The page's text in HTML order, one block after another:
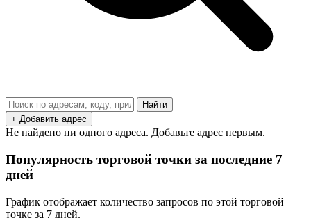
Найти
+ Добавить адрес
Не найдено ни одного адреса. Добавьте адрес первым.
Популярность торговой точки за последние 7
дней
График отображает количество запросов по этой торговой
точке за 7 дней.